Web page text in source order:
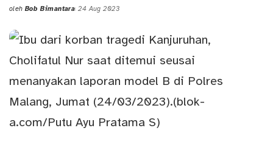
Posted
oleh Bob Bimantara 24 Aug 2023